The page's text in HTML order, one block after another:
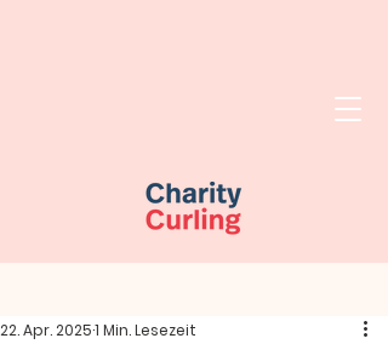
22. Apr. 20251 Min. Lesezeit